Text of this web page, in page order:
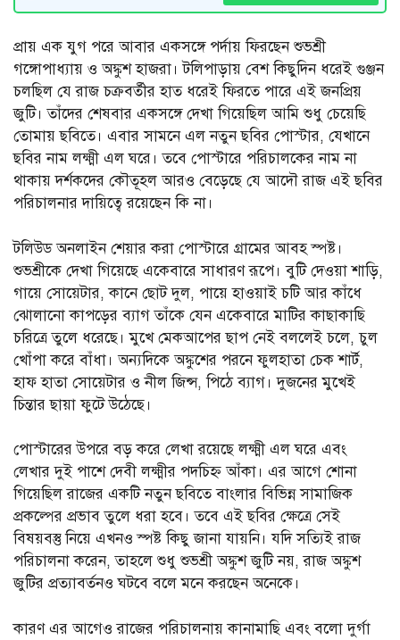
প্রায় এক যুগ পরে আবার একসঙ্গে পর্দায় ফিরছেন শুভশ্রী
গঙ্গোপাধ্যায় ও অঙ্কুশ হাজরা। টলিপাড়ায় বেশ কিছুদিন ধরেই গুঞ্জন
চলছিল যে রাজ চক্রবর্তীর হাত ধরেই ফিরতে পারে এই জনপ্রিয়
জুটি। তাঁদের শেষবার একসঙ্গে দেখা গিয়েছিল আমি শুধু চেয়েছি
তোমায় ছবিতে। এবার সামনে এল নতুন ছবির পোস্টার, যেখানে
ছবির নাম লক্ষ্মী এল ঘরে। তবে পোস্টারে পরিচালকের নাম না
থাকায় দর্শকদের কৌতূহল আরও বেড়েছে যে আদৌ রাজ এই ছবির
পরিচালনার দায়িত্বে রয়েছেন কি না।
টলিউড অনলাইন শেয়ার করা পোস্টারে গ্রামের আবহ স্পষ্ট।
শুভশ্রীকে দেখা গিয়েছে একেবারে সাধারণ রূপে। বুটি দেওয়া শাড়ি,
গায়ে সোয়েটার, কানে ছোট দুল, পায়ে হাওয়াই চটি আর কাঁধে
ঝোলানো কাপড়ের ব্যাগ তাঁকে যেন একেবারে মাটির কাছাকাছি
চরিত্রে তুলে ধরেছে। মুখে মেকআপের ছাপ নেই বললেই চলে, চুল
খোঁপা করে বাঁধা। অন্যদিকে অঙ্কুশের পরনে ফুলহাতা চেক শার্ট,
হাফ হাতা সোয়েটার ও নীল জিন্স, পিঠে ব্যাগ। দুজনের মুখেই
চিন্তার ছায়া ফুটে উঠেছে।
পোস্টারের উপরে বড় করে লেখা রয়েছে লক্ষ্মী এল ঘরে এবং
লেখার দুই পাশে দেবী লক্ষ্মীর পদচিহ্ন আঁকা। এর আগে শোনা
গিয়েছিল রাজের একটি নতুন ছবিতে বাংলার বিভিন্ন সামাজিক
প্রকল্পের প্রভাব তুলে ধরা হবে। তবে এই ছবির ক্ষেত্রে সেই
বিষয়বস্তু নিয়ে এখনও স্পষ্ট কিছু জানা যায়নি। যদি সত্যিই রাজ
পরিচালনা করেন, তাহলে শুধু শুভশ্রী অঙ্কুশ জুটি নয়, রাজ অঙ্কুশ
জুটির প্রত্যাবর্তনও ঘটবে বলে মনে করছেন অনেকে।
কারণ এর আগেও রাজের পরিচালনায় কানামাছি এবং বলো দুর্গা